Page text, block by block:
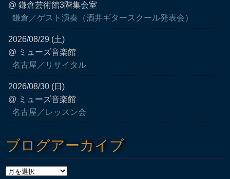
@ 鎌倉芸術館3階集会室
鎌倉／ゲスト演奏（酒井ギタースクール発表会）
2026/08/29 (土)
@ ミューズ音楽館
名古屋／リサイタル
2026/08/30 (日)
@ ミューズ音楽館
名古屋／レッスン会
ブログアーカイブ